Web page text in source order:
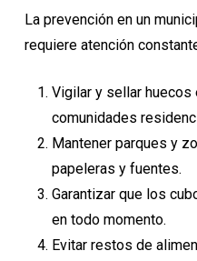
La prevención en un
requiere atención
Vigilar y sellar huecos
comunidades
Mantener parques y
papeleras y fuentes.
Garantizar que los
en todo momento.
Evitar restos de